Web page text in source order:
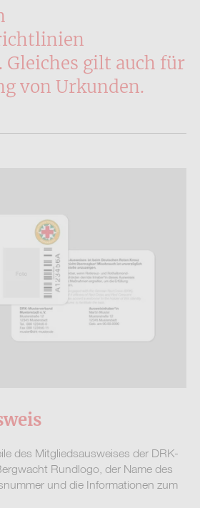
Gleiches gilt auch für
von Urkunden.
des Mitgliedsausweises der DRK-
Rundlogo, der Name des
und die Informationen zum